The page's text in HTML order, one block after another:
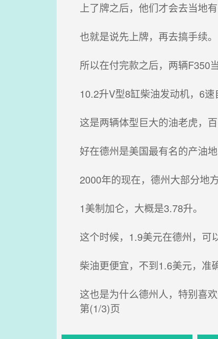
上了牌之后，他们才会去当地有
也就是说先上牌，再去搞手续。
所以在付完款之后，两辆F350当
10.2升V型8缸柴油发动机，6速
这是两辆体型巨大的油老虎，百
好在德州是美国最有名的产油地
2000年的现在，德州大部分地
1美制加仑，大概是3.78升。
这个时候，1.9美元在德州，可
柴油更便宜，不到1.6美元，准
这也是为什么德州人，特别喜欢
第(1/3)页